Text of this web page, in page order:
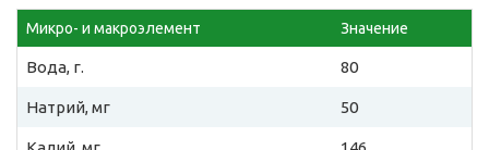
Микро- и макроэлемент Значение
Вода, г. 80
Натрий, мг 50